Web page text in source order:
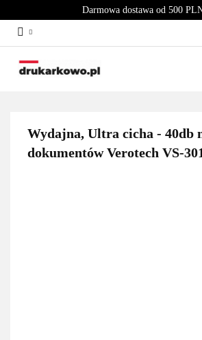
Darmowa dostawa od 500
Wydajna, Ultra cicha - 40db
dokumentów Verotech VS-